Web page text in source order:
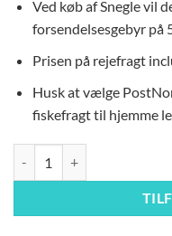
Ved køb af Snegle vil
forsendelsesgebyr på
Prisen på rejefragt
Husk at vælge
fiskefragt til hjemme